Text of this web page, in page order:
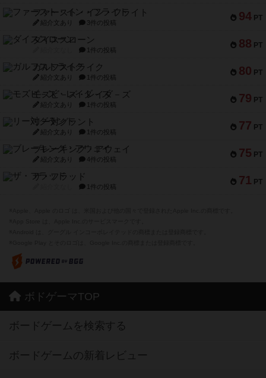
94 PT
ファースト・イン・フライト
紹介文あり 3件の投稿
88 PT
ダイススローン
1件の投稿
80 PT
ガルフストライク
紹介文あり 1件の投稿
79 PT
モズビ－ズ・レイダ－ズ
紹介文あり 1件の投稿
77 PT
リー対グラント
紹介文あり 1件の投稿
75 PT
ブレーキング・アウェイ
紹介文あり 4件の投稿
71 PT
ザ・フラッド
1件の投稿
ボドゲーマTOP
ボードゲームを検索する
ボードゲームの新着レビュー